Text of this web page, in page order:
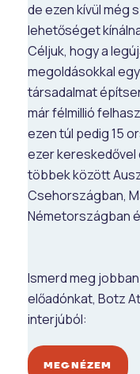
de ezen kívül még
lehetőséget
Céljuk, hogy a
megoldásokkal
társadalmat
már félmillió
ezen túl pedig 15
ezer
többek között
Csehországban,
Németországban
Ismerd meg
előadónkat, Botz
interjúból:
MEGNÉZEM